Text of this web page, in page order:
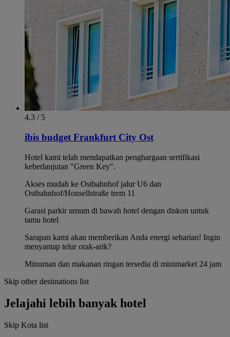
4.3 / 5
ibis budget Frankfurt City Ost
Hotel kami telah mendapatkan penghargaan sertifikasi
keberlanjutan "Green Key".
Akses mudah ke Ostbahnhof jalur U6 dan
Ostbahnhof/Honsellstraße trem 11
Garasi parkir umum di bawah hotel dengan diskon untuk
tamu hotel
Sarapan kami akan memberikan Anda energi seharian! Ingin
menyantap telur orak-arik?
Minuman dan makanan ringan tersedia di minimarket 24 jam
Skip other destinations list
Jelajahi lebih banyak hotel
Skip Kota list